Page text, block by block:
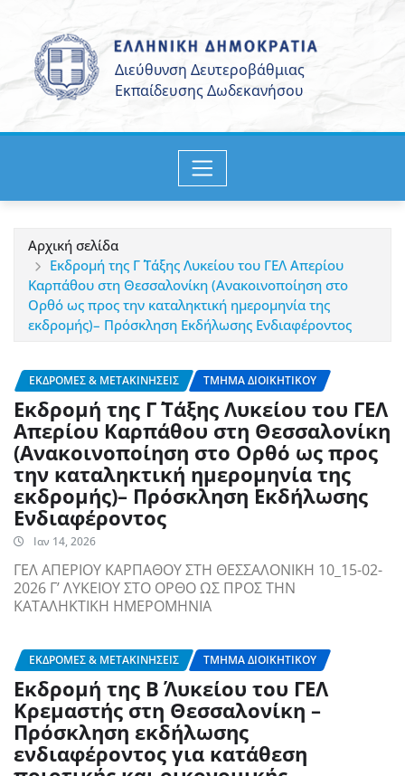
περιεχόμενο
Αρχική σελίδα
Εκδρομή της Γ΄ Τάξης Λυκείου του ΓΕΛ Απερίου
Καρπάθου στη Θεσσαλονίκη (Ανακοινοποίηση στο
Ορθό ως προς την καταληκτική ημερομηνία της
εκδρομής)– Πρόσκληση Εκδήλωσης Ενδιαφέροντος
ΕΚΔΡΟΜΈΣ & ΜΕΤΑΚΙΝΉΣΕΙΣ ΤΜΉΜΑ ΔΙΟΙΚΗΤΙΚΟΎ
Εκδρομή της Γ΄ Τάξης Λυκείου του ΓΕΛ
Απερίου Καρπάθου στη Θεσσαλονίκη
(Ανακοινοποίηση στο Ορθό ως προς
την καταληκτική ημερομηνία της
εκδρομής)– Πρόσκληση Εκδήλωσης
Ενδιαφέροντος
Ιαν 14, 2026
ΓΕΛ ΑΠΕΡΙΟΥ ΚΑΡΠΑΘΟΥ ΣΤΗ ΘΕΣΣΑΛΟΝΙΚΗ 10_15-02-
2026 Γ’ ΛΥΚΕΙΟΥ ΣΤΟ ΟΡΘΟ ΩΣ ΠΡΟΣ ΤΗΝ
ΚΑΤΑΛΗΚΤΙΚΗ ΗΜΕΡΟΜΗΝΙΑ
ΕΚΔΡΟΜΈΣ & ΜΕΤΑΚΙΝΉΣΕΙΣ ΤΜΉΜΑ ΔΙΟΙΚΗΤΙΚΟΎ
Εκδρομή της Β΄ Λυκείου του ΓΕΛ
Κρεμαστής στη Θεσσαλονίκη –
Πρόσκληση εκδήλωσης
ενδιαφέροντος για κατάθεση